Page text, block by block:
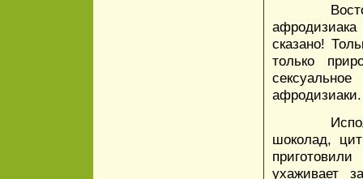
сказано!
только
афродизиаки.
шоколад,
ухаживает